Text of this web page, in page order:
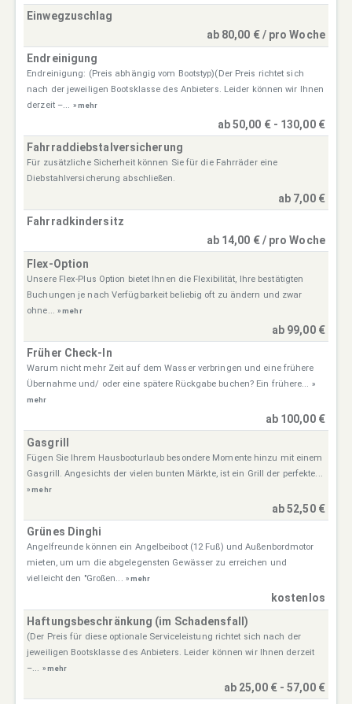
Einwegzuschlag
ab 80,00 € / pro Woche
Endreinigung
Endreinigung: (Preis abhängig vom Bootstyp)(Der Preis richtet sich
nach der jeweiligen Bootsklasse des Anbieters. Leider können wir Ihnen
derzeit –... » mehr
ab 50,00 € - 130,00 €
Fahrraddiebstalversicherung
Für zusätzliche Sicherheit können Sie für die Fahrräder eine
Diebstahlversicherung abschließen.
ab 7,00 €
Fahrradkindersitz
ab 14,00 € / pro Woche
Flex-Option
Unsere Flex-Plus Option bietet Ihnen die Flexibilität, Ihre bestätigten
Buchungen je nach Verfügbarkeit beliebig oft zu ändern und zwar
ohne...
» mehr
ab 99,00 €
Früher Check-In
Warum nicht mehr Zeit auf dem Wasser verbringen und eine frühere
Übernahme und/ oder eine spätere Rückgabe buchen? Ein frühere... »
mehr
ab 100,00 €
Gasgrill
Fügen Sie Ihrem Hausbooturlaub besondere Momente hinzu mit einem
Gasgrill. Angesichts der vielen bunten Märkte, ist ein Grill der perfekte...
» mehr
ab 52,50 €
Grünes Dinghi
Angelfreunde können ein Angelbeiboot (12 Fuß) und Außenbordmotor
mieten, um um die abgelegensten Gewässer zu erreichen und
vielleicht den "Großen... » mehr
kostenlos
Haftungsbeschränkung (im Schadensfall)
(Der Preis für diese optionale Serviceleistung richtet sich nach der
jeweiligen Bootsklasse des Anbieters. Leider können wir Ihnen derzeit
–... » mehr
ab 25,00 € - 57,00 €